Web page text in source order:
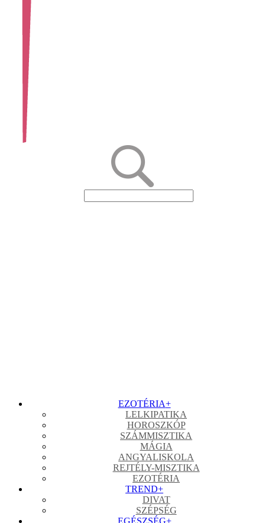
EZOTÉRIA+
LELKIPATIKA
HOROSZKÓP
SZÁMMISZTIKA
MÁGIA
ANGYALISKOLA
REJTÉLY-MISZTIKA
EZOTÉRIA
TREND+
DIVAT
SZÉPSÉG
EGÉSZSÉG+